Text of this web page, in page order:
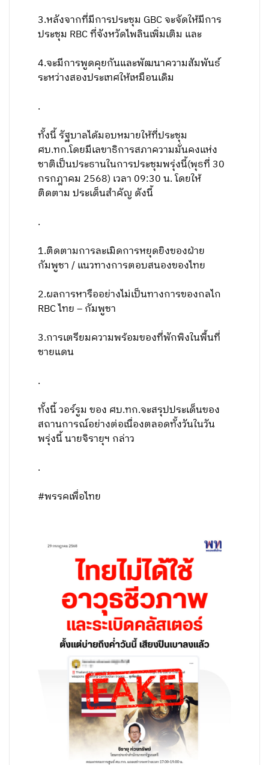
3.หลังจากที่มีการประชุม GBC จะจัดให้มีการ
ประชุม RBC ที่จังหวัดไพลินเพิ่มเติม และ
4.จะมีการพูดคุยกันและพัฒนาความสัมพันธ์
ระหว่างสองประเทศให้เหมือนเดิม
.
ทั้งนี้ รัฐบาลได้มอบหมายให้ที่ประชุม
ศบ.ทก.โดยมีเลขาธิการสภาความมั่นคงแห่ง
ชาติเป็นประธานในการประชุมพรุ่งนี้(พุธที่ 30
กรกฎาคม 2568) เวลา 09:30 น. โดยให้
ติดตาม ประเด็นสำคัญ ดังนี้
.
1.ติดตามการละเมิดการหยุดยิงของฝ่าย
กัมพูชา / แนวทางการตอบสนองของไทย
2.ผลการหารืออย่างไม่เป็นทางการของกลไก
RBC ไทย – กัมพูชา
3.การเตรียมความพร้อมของที่พักพิงในพื้นที่
ชายแดน
.
ทั้งนี้ วอร์รูม ของ ศบ.ทก.จะสรุปประเด็นของ
สถานการณ์อย่างต่อเนื่องตลอดทั้งวันในวัน
พรุ่งนี้ นายจิรายุฯ กล่าว
.
#พรรคเพื่อไทย